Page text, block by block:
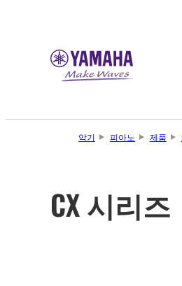
악기 피아노 제품
CX 시리즈